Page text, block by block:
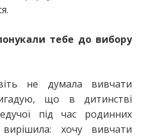
тебе до вибору
не думала вивчати
що в дитинстві
під час родинних
хочу вивчати